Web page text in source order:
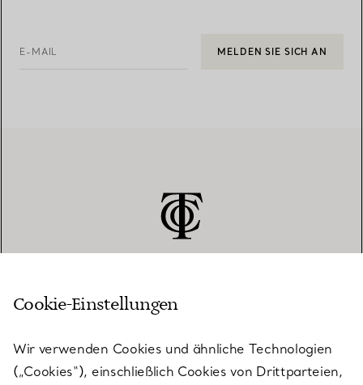
E-MAIL MELDEN SIE SICH AN
KUNDENSERVICE
SERVICES
Cookie-Einstellungen
Wir verwenden Cookies und ähnliche Technologien
(„Cookies“), einschließlich Cookies von Drittparteien,